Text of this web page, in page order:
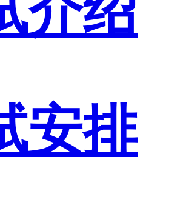
介绍
安排